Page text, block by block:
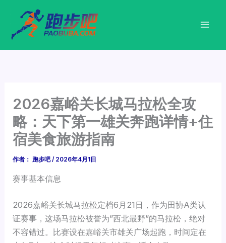
2026嘉峪关长城马拉松全攻
略：天下第一雄关奔跑详情+住
宿美食旅游指南
作者： 跑步吧/ 2026年4月1日
赛事基本信息
2026嘉峪关长城马拉松定档6月21日，作为田协A类认
证赛事，这场马拉松被誉为”西北最野”的马拉松，绝对
不容错过。比赛设在嘉峪关市雄关广场起跑，时间定在